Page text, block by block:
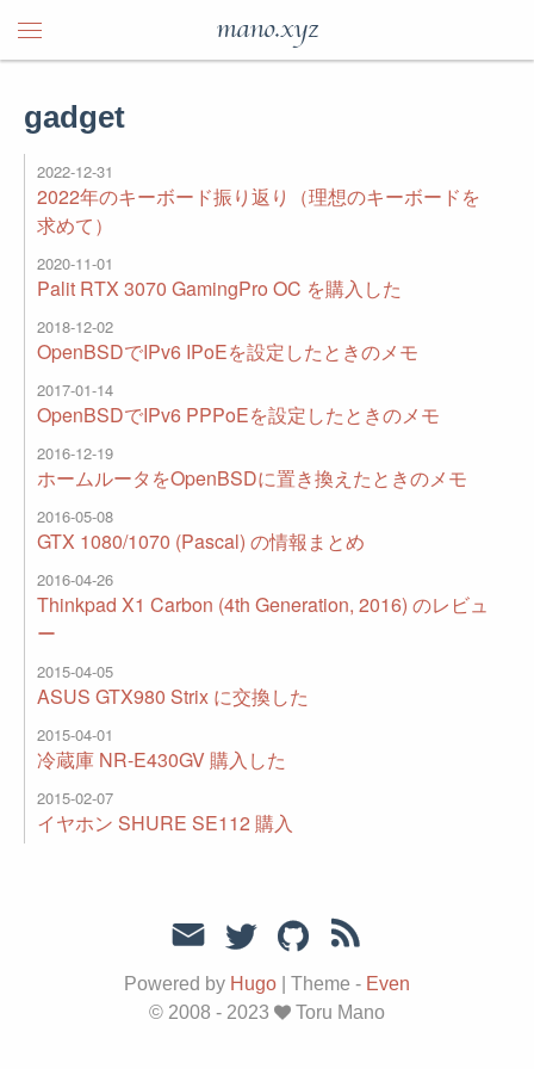
mano.xyz
gadget
2022-12-31
2022年のキーボード振り返り（理想のキーボードを
求めて）
2020-11-01
Palit RTX 3070 GamingPro OC を購入した
2018-12-02
OpenBSDでIPv6 IPoEを設定したときのメモ
2017-01-14
OpenBSDでIPv6 PPPoEを設定したときのメモ
2016-12-19
ホームルータをOpenBSDに置き換えたときのメモ
2016-05-08
GTX 1080/1070 (Pascal) の情報まとめ
2016-04-26
Thinkpad X1 Carbon (4th Generation, 2016) のレビュ
ー
2015-04-05
ASUS GTX980 Strix に交換した
2015-04-01
冷蔵庫 NR-E430GV 購入した
2015-02-07
イヤホン SHURE SE112 購入
Powered by Hugo Theme - Even
© 2008 - 2023
Toru Mano